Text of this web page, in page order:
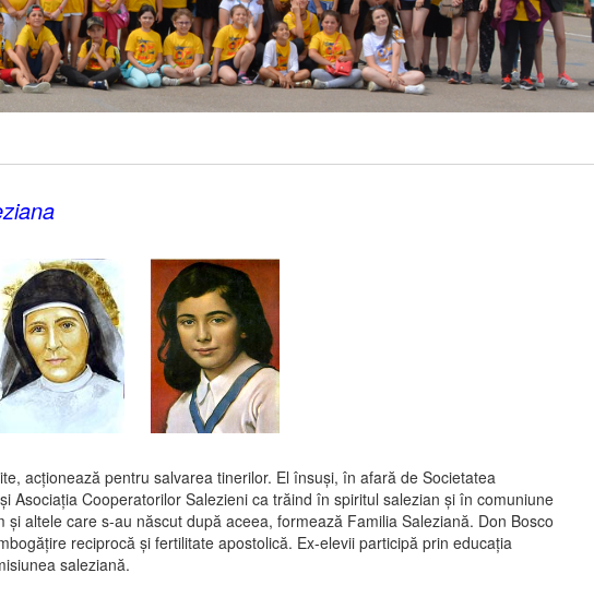
acţionează pentru salvarea tinerilor. El însuşi, în afară de Societatea
Cooperatorilor Salezieni ca trăind în spiritul salezian şi în comuniune
altele care s-au născut după aceea, formează Familia Saleziană. Don Bosco
reciprocă şi fertilitate apostolică. Ex-elevii participă prin educaţia
saleziană.